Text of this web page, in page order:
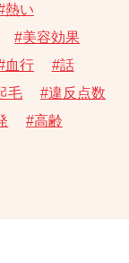
熱い
美容効果
血行
話
毛
違反点数
高齢